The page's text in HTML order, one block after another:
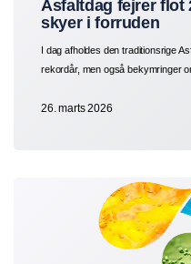
Asfaltdag fejrer flot
skyer i forruden
I dag afholdes den traditionsrige
rekordår, men også bekymringer
26. marts 2026